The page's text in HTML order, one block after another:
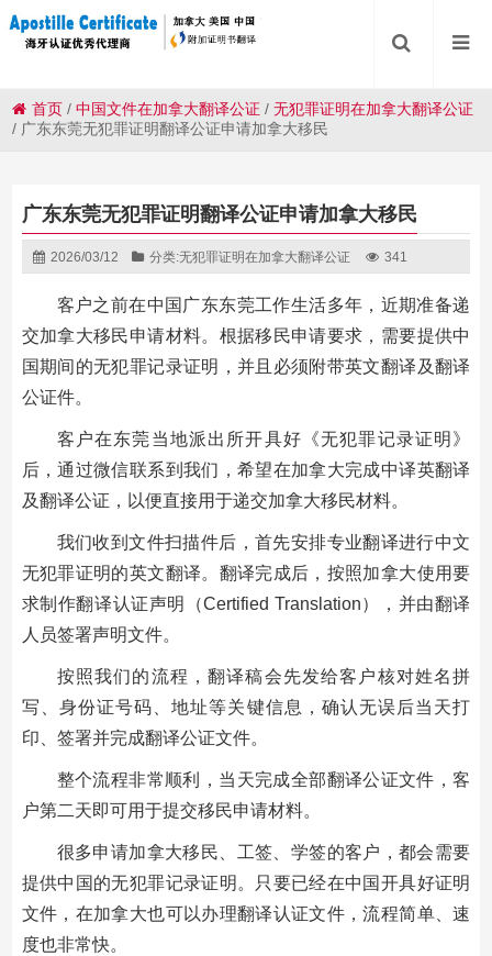
首页 /中国文件在加拿大翻译公证 /无犯罪证明在加拿大翻译公证
/ 广东东莞无犯罪证明翻译公证申请加拿大移民
广东东莞无犯罪证明翻译公证申请加拿大移民
2026/03/12 分类:无犯罪证明在加拿大翻译公证 341
客户之前在中国广东东莞工作生活多年，近期准备递
交加拿大移民申请材料。根据移民申请要求，需要提供中
国期间的无犯罪记录证明，并且必须附带英文翻译及翻译
公证件。
客户在东莞当地派出所开具好《无犯罪记录证明》
后，通过微信联系到我们，希望在加拿大完成中译英翻译
及翻译公证，以便直接用于递交加拿大移民材料。
我们收到文件扫描件后，首先安排专业翻译进行中文
无犯罪证明的英文翻译。翻译完成后，按照加拿大使用要
求制作翻译认证声明（Certified Translation），并由翻译
人员签署声明文件。
按照我们的流程，翻译稿会先发给客户核对姓名拼
写、身份证号码、地址等关键信息，确认无误后当天打
印、签署并完成翻译公证文件。
整个流程非常顺利，当天完成全部翻译公证文件，客
户第二天即可用于提交移民申请材料。
很多申请加拿大移民、工签、学签的客户，都会需要
提供中国的无犯罪记录证明。只要已经在中国开具好证明
文件，在加拿大也可以办理翻译认证文件，流程简单、速
度也非常快。